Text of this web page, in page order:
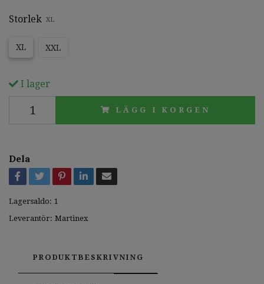
Storlek XL
XL XXL
I lager
LÄGG I KORGEN
Dela
Lagersaldo: 1
Leverantör: Martinex
PRODUKTBESKRIVNING